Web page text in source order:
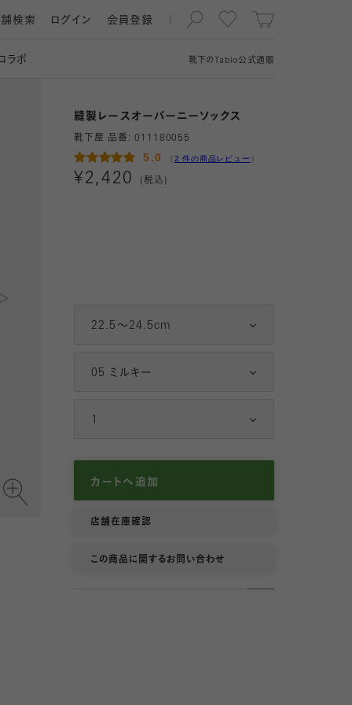
靴下の Tabio公式通販
検索 ログイン 会員登録
ラボ
縫製レースオーバーニーソックス
靴下屋 品番: 011180055
5.0 （ 2 件の商品レビュー ）
¥2,420 (税込)
22.5～24.5cm
05 ミルキー
12 クロ
1
7
8
9
カートへ追加
店舗在庫確認
この商品に関するお問い合わせ